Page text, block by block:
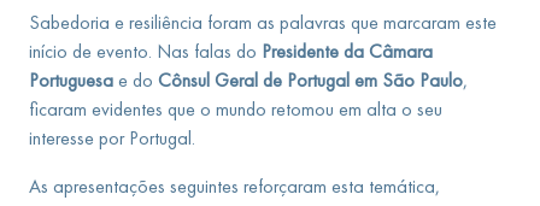
Sabedoria e resiliência foram as palavras que marcaram este
início de evento. Nas falas do Presidente da Câmara
Portuguesa e do Cônsul Geral de Portugal em São Paulo,
ficaram evidentes que o mundo retomou em alta o seu
interesse por Portugal.
As apresentações seguintes reforçaram esta temática,